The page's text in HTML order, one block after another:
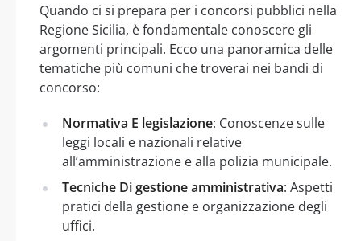
Quando ci si prepara per i concorsi pubblici nella
Regione Sicilia, è fondamentale conoscere gli
argomenti principali. Ecco una panoramica delle
tematiche più comuni che troverai nei bandi di
concorso:
Normativa E legislazione: Conoscenze sulle
leggi locali e nazionali relative
all’amministrazione e alla polizia municipale.
Tecniche Di gestione amministrativa: Aspetti
pratici della gestione e organizzazione degli
uffici.